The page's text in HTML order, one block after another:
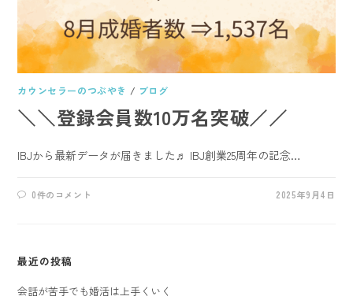
カウンセラーのつぶやき / ブログ
＼＼登録会員数10万名突破／／
IBJから最新データが届きました♬ IBJ創業25周年の記念…
0件のコメント 2025年9月4日
最近の投稿
会話が苦手でも婚活は上手くいく